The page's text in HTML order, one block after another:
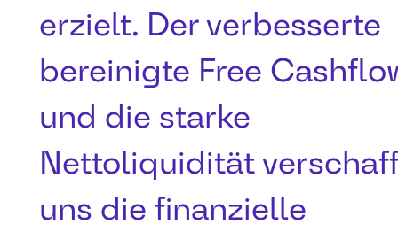
erzielt. Der verbesserte
bereinigte Free
und die starke
Nettoliquidität
uns die finanzielle